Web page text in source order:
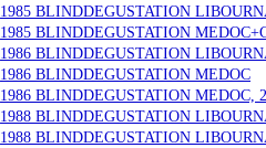
1985 BLINDDEGUSTATION
1985 BLINDDEGUSTATION
1986 BLINDDEGUSTATION
1986 BLINDDEGUSTATION MEDOC
1986 BLINDDEGUSTATION MEDOC,
1988 BLINDDEGUSTATION
1988 BLINDDEGUSTATION